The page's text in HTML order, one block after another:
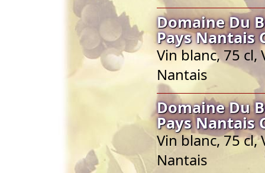
Domaine Du
Pays Nantais
Vin blanc, 75 cl,
Nantais
Domaine Du
Pays Nantais
Vin blanc, 75 cl,
Nantais